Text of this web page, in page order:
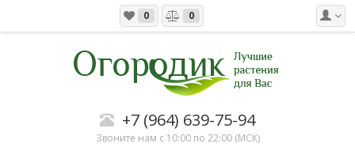
0 0
+7 (964) 639-75-94
Звоните нам с 10:00 по 22:00 (МСК)